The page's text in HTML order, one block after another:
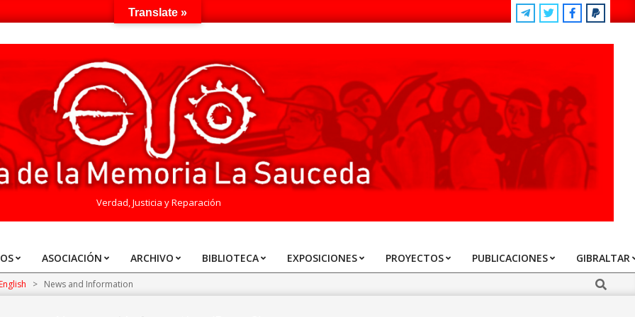
Verdad, Justicia y Reparación
ASOCIACIÓN ARCHIVO BIBLIOTECA EXPOSICIONES PROYECTOS PUBLICACIONES GIBRALTAR
> News and Information Search
Translate »